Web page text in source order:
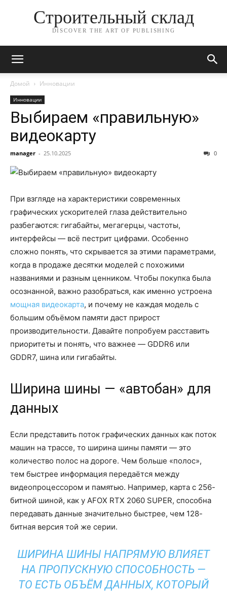
Строительный склад
DISCOVER THE ART OF PUBLISHING
Домой Инновации
Инновации
Выбираем «правильную»
видеокарту
manager - 25.10.2025 0
При взгляде на характеристики современных
графических ускорителей глаза действительно
разбегаются: гигабайты, мегагерцы, частоты,
интерфейсы — всё пестрит цифрами. Особенно
сложно понять, что скрывается за этими параметрами,
когда в продаже десятки моделей с похожими
названиями и разным ценником. Чтобы покупка была
осознанной, важно разобраться, как именно устроена
мощная видеокарта, и почему не каждая модель с
большим объёмом памяти даст прирост
производительности. Давайте попробуем расставить
приоритеты и понять, что важнее — GDDR6 или
GDDR7, шина или гигабайты.
Ширина шины — «автобан» для
данных
Если представить поток графических данных как поток
машин на трассе, то ширина шины памяти — это
количество полос на дороге. Чем больше «полос»,
тем быстрее информация передаётся между
видеопроцессором и памятью. Например, карта с 256-
битной шиной, как у AFOX RTX 2060 SUPER, способна
передавать данные значительно быстрее, чем 128-
битная версия той же серии.
ШИРИНА ШИНЫ НАПРЯМУЮ ВЛИЯЕТ
НА ПРОПУСКНУЮ СПОСОБНОСТЬ —
ТО ЕСТЬ ОБЪЁМ ДАННЫХ, КОТОРЫЙ